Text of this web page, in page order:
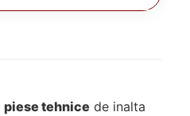
piese tehnice de inalta